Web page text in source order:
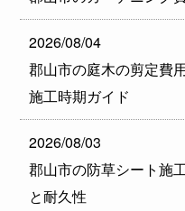
2026/08/04
郡山市の庭木の剪定費
施工時期ガイド
2026/08/03
郡山市の防草シート施
と耐久性